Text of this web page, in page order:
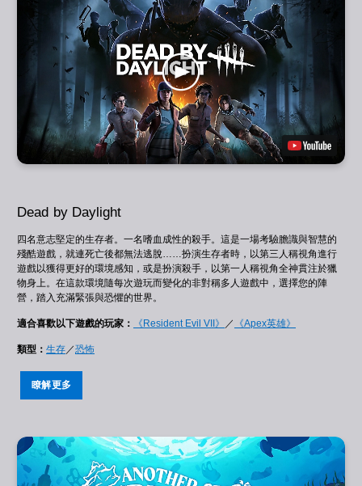
Dead by Daylight
四名意志堅定的生存者。一名嗜血成性的殺手。這是一場考驗膽識與智慧的
殘酷遊戲，就連死亡後都無法逃脫……扮演生存者時，以第三人稱視角進行
遊戲以獲得更好的環境感知，或是扮演殺手，以第一人稱視角全神貫注於獵
物身上。在這款環境隨每次遊玩而變化的非對稱多人遊戲中，選擇您的陣
營，踏入充滿緊張與恐懼的世界。
適合喜歡以下遊戲的玩家： 《Resident Evil VII》 ／ 《Apex英雄》
類型： 生存／恐怖
瞭解更多